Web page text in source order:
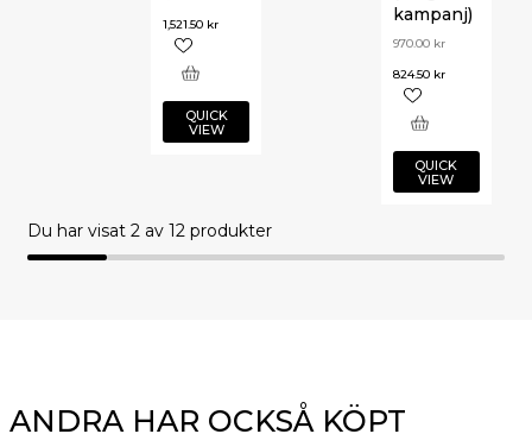
1,521.50 kr
QUICK
VIEW
kampanj)
970.00 kr
824.50 kr
QUICK
VIEW
Du har visat 2av 12 produkter
ANDRA HAR OCKSÅ KÖPT